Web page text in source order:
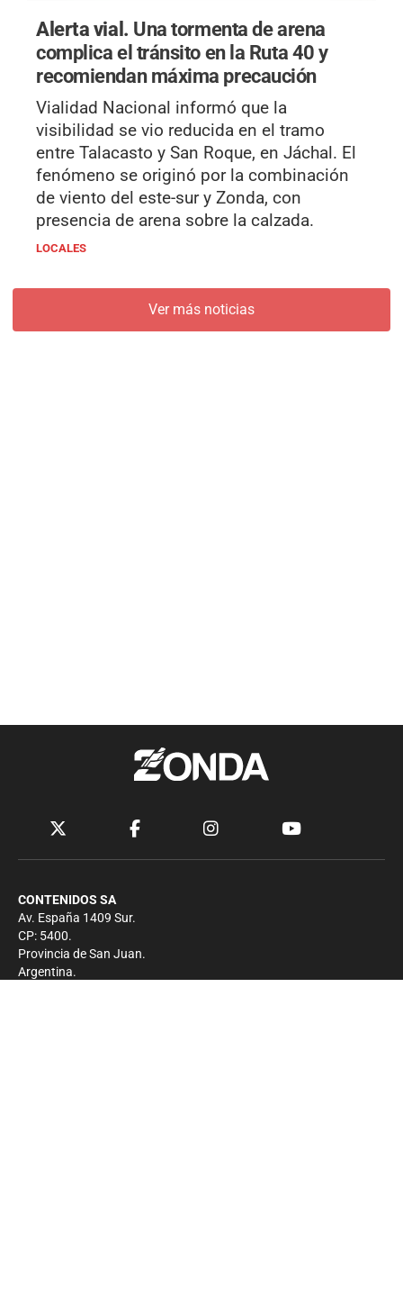
Alerta vial. Una tormenta de arena
complica el tránsito en la Ruta 40 y
recomiendan máxima precaución
Vialidad Nacional informó que la
visibilidad se vio reducida en el tramo
entre Talacasto y San Roque, en Jáchal. El
fenómeno se originó por la combinación
de viento del este-sur y Zonda, con
presencia de arena sobre la calzada.
LOCALES
Ver más noticias
CONTENIDOS SA
Av. España 1409 Sur.
CP: 5400.
Provincia de San Juan.
Argentina.